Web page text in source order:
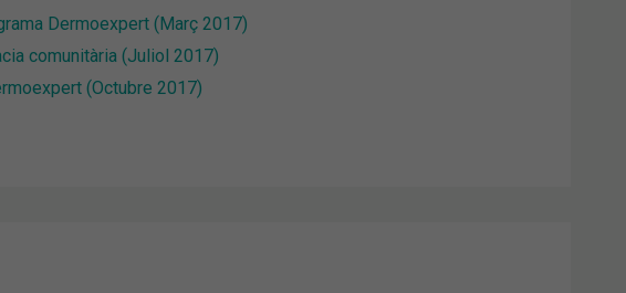
Dermoexpert (Març 2017)
comunitària (Juliol 2017)
(Octubre 2017)